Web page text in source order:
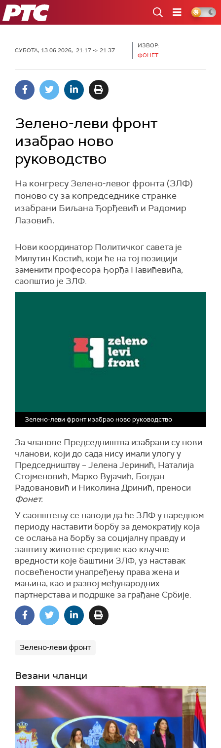
РТС
СУБОТА, 13.06.2026, 21:17 -> 21:37
ИЗВОР:
ФОНЕТ
Зелено-леви фронт
изабрао ново
руководство
На конгресу Зелено-левог фронта (ЗЛФ)
поново су за копредседнике странке
изабрани Биљана Ђорђевић и Радомир
Лазовић.
Нови координатор Политичког савета је
Милутин Костић, који ће на тој позицији
заменити професора Ђорђа Павићевића,
саопштио је ЗЛФ.
Зелено-леви фронт изабрао ново руководство
За чланове Председништва изабрани су нови
чланови, који до сада нису имали улогу у
Председништву – Јелена Јеринић, Наталија
Стојменовић, Марко Вујачић, Богдан
Радовановић и Николина Дринић, преноси
Фонет.
У саопштењу се наводи да ће ЗЛФ у наредном
периоду наставити борбу за демократију која
се ослања на борбу за социјалну правду и
заштиту животне средине као кључне
вредности које баштини ЗЛФ, уз наставак
посвећености унапређењу права жена и
мањина, као и развој међународних
партнерстава и подршке за грађане Србије.
Зелено-леви фронт
Везани чланци